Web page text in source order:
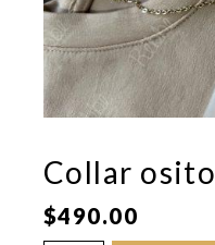
Collar osito
$490.00